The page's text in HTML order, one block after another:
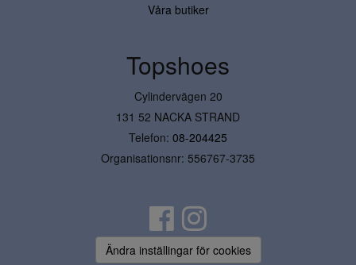
Våra butiker
Topshoes
Cylindervägen 20
131 52 NACKA STRAND
Telefon: 08-204425
Organisationsnr: 556767-3735
Ändra inställingar för cookies